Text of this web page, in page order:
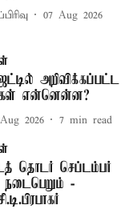
07 Aug 2026
அறிவிக்கப்பட்ட
என்னென்ன?
2026 7 min read
தொடர் செப்டம்பர்
நடைபெறும் -